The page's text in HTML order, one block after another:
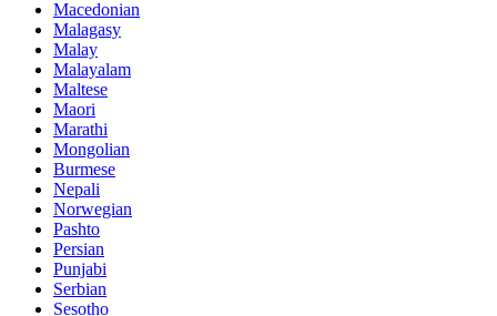
Macedonian
Malagasy
Malay
Malayalam
Maltese
Maori
Marathi
Mongolian
Burmese
Nepali
Norwegian
Pashto
Persian
Punjabi
Serbian
Sesotho